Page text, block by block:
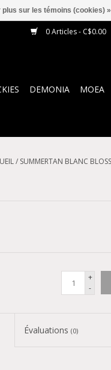
0 Articles - C$0.00
DEMONIA MOEA
/ SUMMERTAN BLANC
+
-
Évaluations(0)
plus sur les témoins (cookies) »